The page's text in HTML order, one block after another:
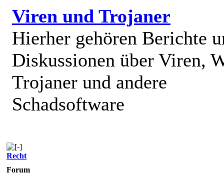
Viren und Trojaner
Hierher gehören Berichte
Diskussionen über Viren,
Trojaner und andere
Schadsoftware
Recht
Forum